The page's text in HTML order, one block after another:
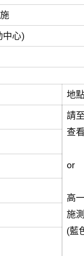
中心)
地
請
查
or
高
施
(藍